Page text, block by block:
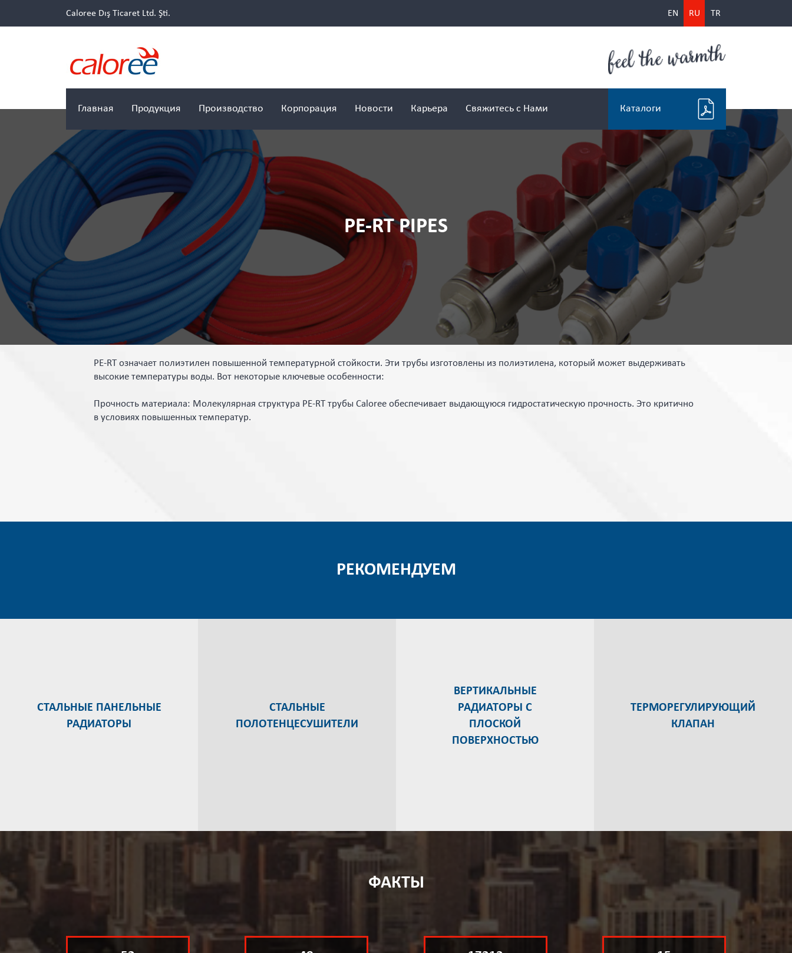
Caloree Dış Ticaret Ltd. Şti. EN RU TR
Главная Продукция Производство Корпорация Новости Карьера Свяжитесь с Нами Каталоги
PE-RT PIPES
PE-RT означает полиэтилен повышенной температурной стойкости. Эти трубы изготовлены из полиэтилена, который может выдерживать
высокие температуры воды. Вот некоторые ключевые особенности:
Прочность материала: Молекулярная структура PE-RT трубы Caloree обеспечивает выдающуюся гидростатическую прочность. Это критично
в условиях повышенных температур.
РЕКОМЕНДУЕМ
СТАЛЬНЫЕ ПАНЕЛЬНЫЕ
РАДИАТОРЫ
CТАЛЬНЫЕ
ПОЛОТЕНЦЕСУШИТЕЛИ
ВЕРТИКАЛЬНЫЕ
РАДИАТОРЫ С
ПЛОСКОЙ
ПОВЕРХНОСТЬЮ
ТЕРМОРЕГУЛИРУЮЩИЙ
КЛАПАН
ФАКТЫ